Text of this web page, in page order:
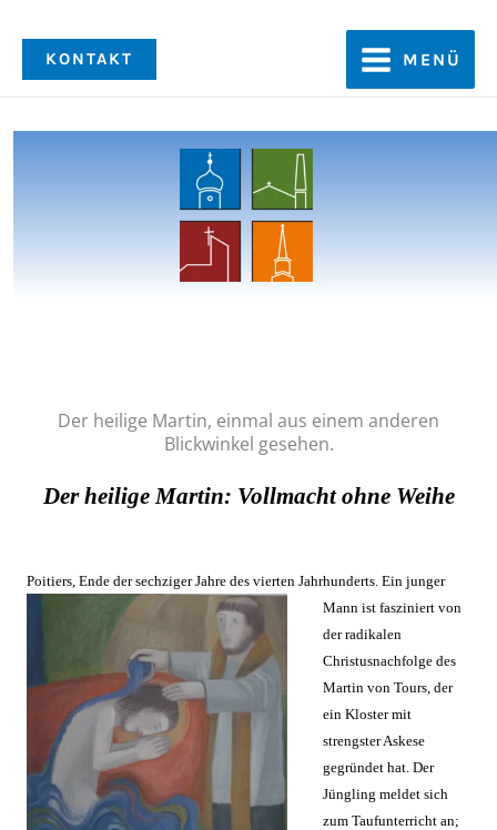
Inhalt
springenKONTAKT MENÜ
Der heilige Martin, einmal aus einem anderen
Blickwinkel gesehen.
Der heiligeMartin: Vollmacht ohne Weihe
Poitiers, Ende der sechziger Jahre des vierten Jahrhunderts. Ein junger
Mann ist fasziniert von
der radikalen
Christusnachfolge des
Martin von Tours, der
ein Kloster mit
strengster Askese
gegründet hat. Der
Jüngling meldet sich
zum Taufunterricht an;